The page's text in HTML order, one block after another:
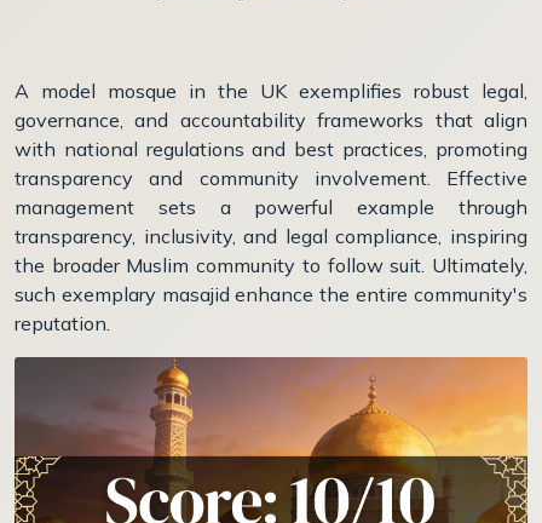
A model mosque in the UK exemplifies robust legal,
governance, and accountability frameworks that align
with national regulations and best practices, promoting
transparency and community involvement. Effective
management sets a powerful example through
transparency, inclusivity, and legal compliance, inspiring
the broader Muslim community to follow suit. Ultimately,
such exemplary masajid enhance the entire community's
reputation.